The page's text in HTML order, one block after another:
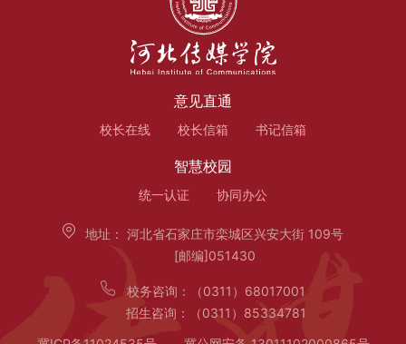
意见直通
校长在线 校长信箱 书记信箱
智慧校园
统一认证 协同办公
地址： 河北省石家庄市栾城区兴安大街 109号
[邮编]051430
校务咨询：
（0311）68017001
招生咨询：
（0311）85334781